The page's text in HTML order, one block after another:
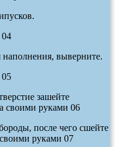
выверните.
зашейте
после чего сшейте